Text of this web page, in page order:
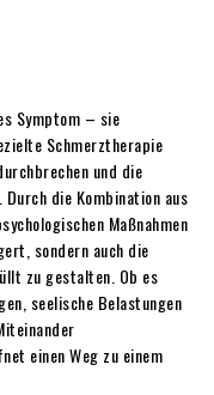
Symptom – sie
Schmerztherapie
und die
die Kombination aus
Maßnahmen
sondern auch die
zu gestalten. Ob es
seelische Belastungen
einen Weg zu einem